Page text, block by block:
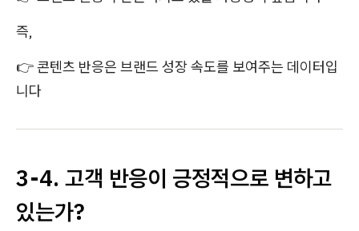
즉,
👉 콘텐츠 반응은 브랜드 성장 속도를 보여주는 데이터입
니다
3-4. 고객 반응이 긍정적으로 변하고
있는가?